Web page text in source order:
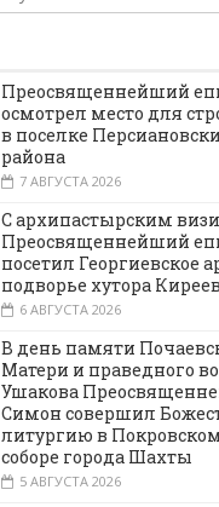
Преосвященнейший
осмотрел место для
в поселке
района
7 АВГУСТА 2026
С архипастырским
Преосвященнейший
посетил Георгиевское
подворье хутора
6 АВГУСТА 2026
В день памяти
Матери и праведного
Ушакова
Симон совершил
литургию в
соборе города Шахты
5 АВГУСТА 2026